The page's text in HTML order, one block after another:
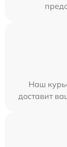
Наш
доставит